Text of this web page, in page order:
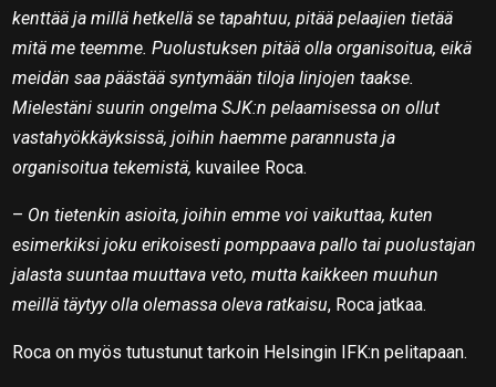
kenttää ja millä hetkellä se tapahtuu, pitää pelaajien tietää
mitä me teemme. Puolustuksen pitää olla organisoitua, eikä
meidän saa päästää syntymään tiloja linjojen taakse.
Mielestäni suurin ongelma SJK:n pelaamisessa on ollut
vastahyökkäyksissä, joihin haemme parannusta ja
organisoitua tekemistä, kuvailee Roca.
– On tietenkin asioita, joihin emme voi vaikuttaa, kuten
esimerkiksi joku erikoisesti pomppaava pallo tai puolustajan
jalasta suuntaa muuttava veto, mutta kaikkeen muuhun
meillä täytyy olla olemassa oleva ratkaisu, Roca jatkaa.
Roca on myös tutustunut tarkoin Helsingin IFK:n pelitapaan.